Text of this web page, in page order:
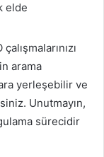
elde
arama
yerleşebilir ve
Unutmayın,
sürecidir